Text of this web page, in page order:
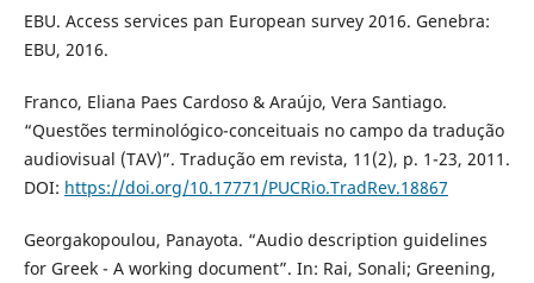
EBU. Access services pan European survey 2016. Genebra:
EBU, 2016.
Franco, Eliana Paes Cardoso & Araújo, Vera Santiago.
“Questões terminológico-conceituais no campo da tradução
audiovisual (TAV)”. Tradução em revista, 11(2), p. 1-23, 2011.
DOI: https://doi.org/10.17771/PUCRio.TradRev.18867
Georgakopoulou, Panayota. “Audio description guidelines
for Greek - A working document”. In: Rai, Sonali; Greening,